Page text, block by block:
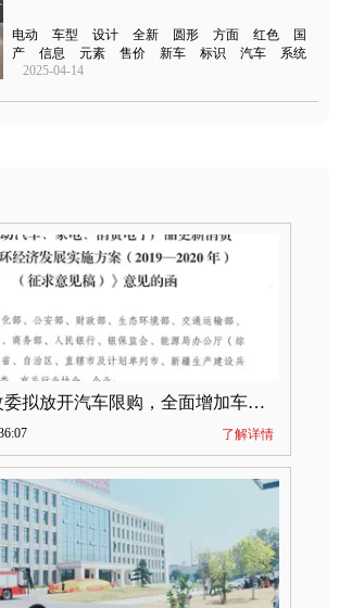
电动 车型 设计 全新 圆形 方面 红色
国
产
信息 元素 售价 新车 标识 汽车
系统
2025-04-14
重磅！发改委拟放开汽车限购，全面增加车牌指标
了解详情